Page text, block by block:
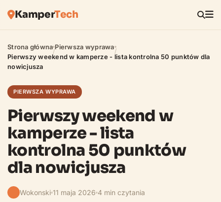
KamperTech
Strona główna/Pierwsza wyprawa/
Pierwszy weekend w kamperze - lista kontrolna 50 punktów dla
nowicjusza
PIERWSZA WYPRAWA
Pierwszy weekend w
kamperze - lista
kontrolna 50 punktów
dla nowicjusza
Wokonski 11 maja 2026 4 min czytania